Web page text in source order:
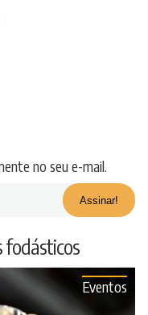
no seu e-mail.
fodásticos
Eventos